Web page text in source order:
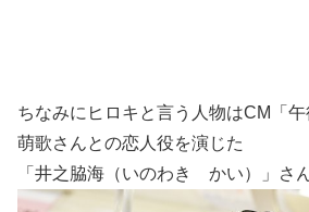
ちなみにヒロキと言う人物はCM「
萌歌さんとの恋人役を演じた
「井之脇海（いのわき かい）」さん